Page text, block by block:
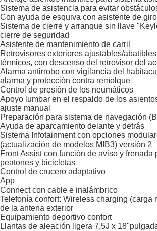
Sistema de asistencia para evitar
Con ayuda de esquiva con asistente de giro
Sistema de cierre y arranque sin llave
cierre de seguridad
Asistente de mantenimiento de carril
Retrovisores exteriores ajustables/
térmicos, con descenso del retrovisor del
Alarma antirrobo con vigilancia del
alarma y protección contra remolque
Control de presión de los neumáticos
Apoyo lumbar en el respaldo de los
ajuste manual
Preparación para sistema de navegación
Ayuda de aparcamiento delante y detrás
Sistema Infotainment con opciones
(actualización de modelos MIB3) versión 2
Front Assist con función de aviso y frenada
peatones y bicicletas
Control de crucero adaptativo
App
Connect con cable e inalámbrico
Telefonía confort: Wireless charging (carga
de la antena exterior
Equipamiento deportivo confort
Llantas de aleación ligera 7,5J x